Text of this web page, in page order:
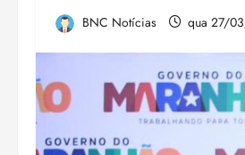
BNC Notícias qua 27/